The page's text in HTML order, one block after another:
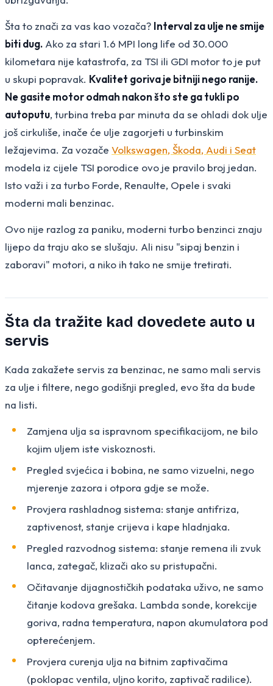
Šta to znači za vas kao vozača? Interval za ulje ne smije
biti dug. Ako za stari 1.6 MPI long life od 30.000
kilometara nije katastrofa, za TSI ili GDI motor to je put
u skupi popravak. Kvalitet goriva je bitniji nego ranije.
Ne gasite motor odmah nakon što ste ga tukli po
autoputu, turbina treba par minuta da se ohladi dok ulje
još cirkuliše, inače će ulje zagorjeti u turbinskim
ležajevima. Za vozače Volkswagen, Škoda, Audi i Seat
modela iz cijele TSI porodice ovo je pravilo broj jedan.
Isto važi i za turbo Forde, Renaulte, Opele i svaki
moderni mali benzinac.
Ovo nije razlog za paniku, moderni turbo benzinci znaju
lijepo da traju ako se slušaju. Ali nisu "sipaj benzin i
zaboravi" motori, a niko ih tako ne smije tretirati.
Šta da tražite kad dovedete auto u
servis
Kada zakažete servis za benzinac, ne samo mali servis
za ulje i filtere, nego godišnji pregled, evo šta da bude
na listi.
Zamjena ulja sa ispravnom specifikacijom, ne bilo
kojim uljem iste viskoznosti.
Pregled svjećica i bobina, ne samo vizuelni, nego
mjerenje zazora i otpora gdje se može.
Provjera rashladnog sistema: stanje antifriza,
zaptivenost, stanje crijeva i kape hladnjaka.
Pregled razvodnog sistema: stanje remena ili zvuk
lanca, zategač, klizači ako su pristupačni.
Očitavanje dijagnostičkih podataka uživo, ne samo
čitanje kodova grešaka. Lambda sonde, korekcije
goriva, radna temperatura, napon akumulatora pod
opterećenjem.
Provjera curenja ulja na bitnim zaptivačima
(poklopac ventila, uljno korito, zaptivač radilice).